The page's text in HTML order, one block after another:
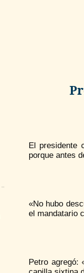
El presidente
porque antes
«No hubo
el mandatario
Petro agregó: